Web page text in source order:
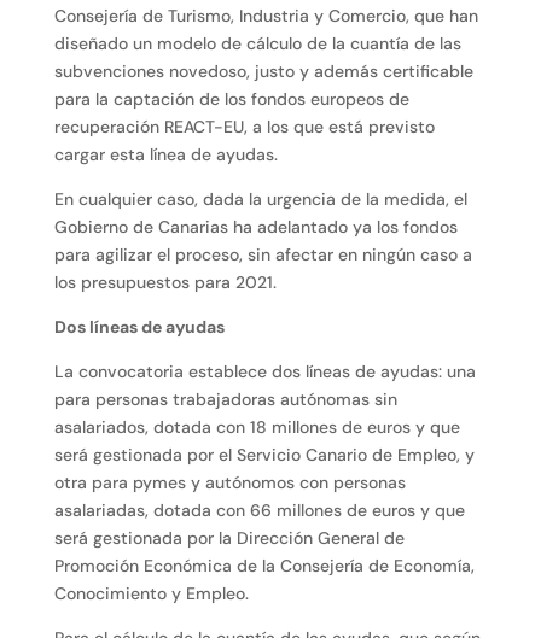
Consejería de Turismo, Industria y Comercio, que han
diseñado un modelo de cálculo de la cuantía de las
subvenciones novedoso, justo y además certificable
para la captación de los fondos europeos de
recuperación REACT-EU, a los que está previsto
cargar esta línea de ayudas.
En cualquier caso, dada la urgencia de la medida, el
Gobierno de Canarias ha adelantado ya los fondos
para agilizar el proceso, sin afectar en ningún caso a
los presupuestos para 2021.
Dos líneas de ayudas
La convocatoria establece dos líneas de ayudas: una
para personas trabajadoras autónomas sin
asalariados, dotada con 18 millones de euros y que
será gestionada por el Servicio Canario de Empleo, y
otra para pymes y autónomos con personas
asalariadas, dotada con 66 millones de euros y que
será gestionada por la Dirección General de
Promoción Económica de la Consejería de Economía,
Conocimiento y Empleo.